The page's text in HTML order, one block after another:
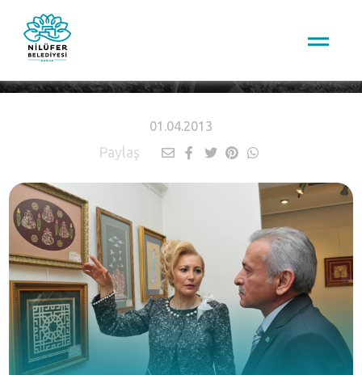
01.04.2013
Paylaş